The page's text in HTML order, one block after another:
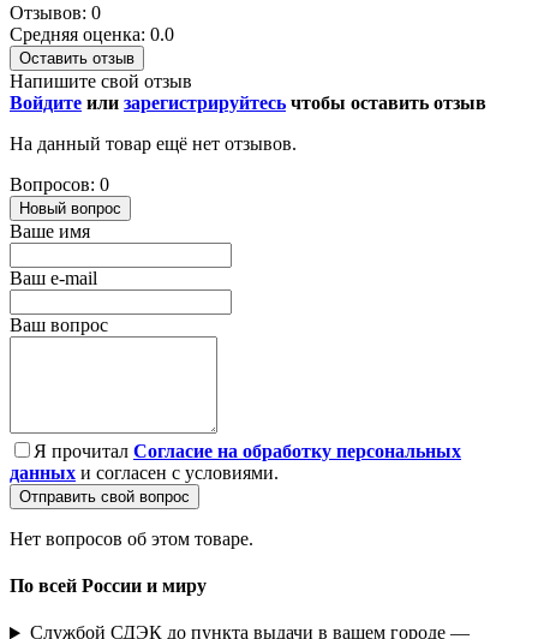
Отзывов: 0
Средняя оценка: 0.0
Оставить отзыв
Напишите свой отзыв
Войдите или зарегистрируйтесь чтобы оставить отзыв
На данный товар ещё нет отзывов.
Вопросов: 0
Новый вопрос
Ваше имя
Ваш e-mail
Ваш вопрос
Я прочитал Согласие на обработку персональных
данных и согласен с условиями.
Отправить свой вопрос
Нет вопросов об этом товаре.
По всей России и миру
Службой СДЭК до пункта выдачи в вашем городе —